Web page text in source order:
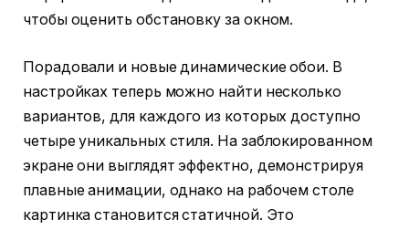
чтобы оценить обстановку за окном.
Порадовали и новые динамические обои. В
настройках теперь можно найти несколько
вариантов, для каждого из которых доступно
четыре уникальных стиля. На заблокированном
экране они выглядят эффектно, демонстрируя
плавные анимации, однако на рабочем столе
картинка становится статичной. Это